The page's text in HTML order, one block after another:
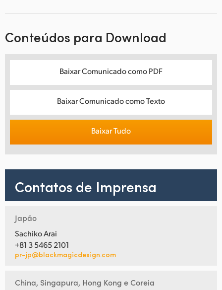
Conteúdos para Download
Baixar Comunicado como PDF
Baixar Comunicado como Texto
Baixar Tudo
Contatos de Imprensa
Japão
Sachiko Arai
+81 3 5465 2101
pr-jp@blackmagicdesign.com
China, Singapura, Hong Kong e Coreia